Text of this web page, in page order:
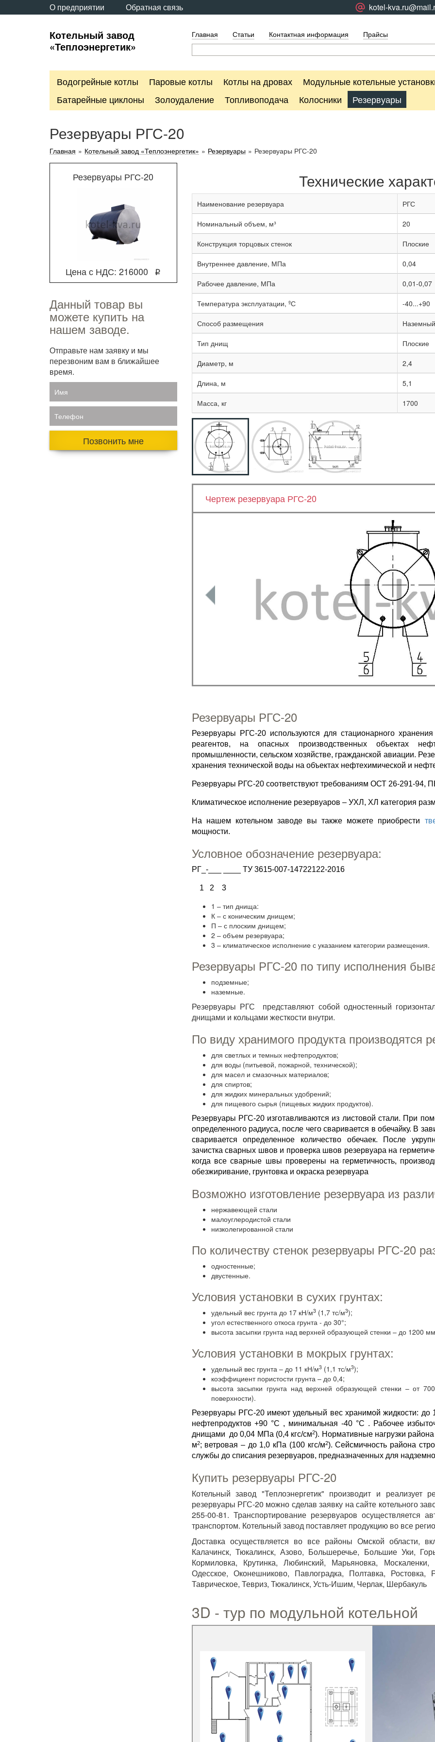
О предприятии Обратная связь kotel-
Котельный завод
«Теплоэнергетик»
Главная Статьи Контактная информация Прайсы
Водогрейные котлы Паровые котлы Котлы на дровах
Модульные котельные
Батарейные циклоны
Золоудаление Топливоподача Колосники Резервуары
Резервуары РГС-20
Главная » Котельный завод «Теплоэнергетик» » Резервуары » Резервуары РГС-20
Резервуары РГС-20
Цена с НДС: 216000 q
Данный товар вы
можете купить на
нашем заводе.
Отправьте нам заявку и мы
перезвоним вам в ближайшее
время.
Имя
Телефон
Позвонить мне
Технические
Наименование резервуара РГС
Номинальный объем, м³ 20
Конструкция торцовых стенок Плоские
Внутреннее давление, МПа 0,04
Рабочее давление, МПа 0,01-0,07
Температура эксплуатации, ºС -40...+90
Способ размещения
Тип днищ Плоские
Диаметр, м 2,4
Длина, м 5,1
Масса, кг 1700
Чертеж резервуара РГС-20
Резервуары РГС-20
Резервуары РГС-20 используются для стационарного
реагентов, на опасных производственных объектах
промышленности, сельском хозяйстве, гражданской авиации.
хранения технической воды на объектах нефтехимической и
Резервуары РГС-20 соответствуют требованиям ОСТ 26-291-94,
Климатическое исполнение резервуаров – УХЛ, ХЛ категория
На нашем котельном заводе вы также можете приобрести
мощности.
Условное обозначение резервуара:
РГ_-___ ____ ТУ 3615-007-14722122-2016
1 2 3
1 – тип днища:
К – с коническим днищем;
П – с плоским днищем;
2 – объем резервуара;
3 – климатическое исполнение с указанием категории размещения.
Резервуары РГС-20 по типу исполнения
подземные;
наземные.
Резервуары РГС представляют собой одностенный
днищами и кольцами жесткости внутри.
По виду хранимого продукта производятся
для светлых и темных нефтепродуктов;
для воды (питьевой, пожарной, технической);
для масел и смазочных материалов;
для спиртов;
для жидких минеральных удобрений;
для пищевого сырья (пищевых жидких продуктов).
Резервуары РГС-20 изготавливаются из листовой стали. При
определенного радиуса, после чего сваривается в обечайку. В
сваривается определенное количество обечаек. После
зачистка сварных швов и проверка швов резервуара на
когда все сварные швы проверены на герметичность,
обезжиривание, грунтовка и окраска резервуара
Возможно изготовление резервуара из
нержавеющей стали
малоуглеродистой стали
низколегированной стали
По количеству стенок резервуары РГС-20
одностенные;
двустенные.
Условия установки в сухих грунтах:
удельный вес грунта до 17 кН/м3(1,7 тс/м3);
угол естественного откоса грунта - до 30°;
высота засыпки грунта над верхней образующей стенки – до 1200
Условия установки в мокрых грунтах:
удельный вес грунта – до 11 кН/м3(1,1 тс/м3);
коэффициент пористости грунта – до 0,4;
высота засыпки грунта над верхней образующей стенки – от
поверхности).
Резервуары РГС-20 имеют удельный вес хранимой жидкости: до
нефтепродуктов +90 °С , минимальная -40 °С . Рабочее
днищами до 0,04 МПа (0,4 кгс/см2). Нормативные нагрузки района
м2; ветровая – до 1,0 кПа (100 кгс/м2). Сейсмичность района
службы до списания резервуаров, предназначенных для
Купить резервуары РГС-20
Котельный завод "Теплоэнергетик" производит и
резервуары РГС-20 можно сделав заявку на сайте котельного
255-00-81. Транспортирование резервуаров осуществляется
транспортом. Котельный завод поставляет продукцию во все
Доставка осуществляется во все районы Омской области,
Калачинск, Тюкалинск, Азово, Большеречье, Большие Уки,
Кормиловка, Крутинка, Любинский, Марьяновка,
Одесское, Оконешниково, Павлоградка, Полтавка, Ростовка,
Таврическое, Тевриз, Тюкалинск, Усть-Ишим, Черлак, Шербакуль
3D - тур по модульной котельной